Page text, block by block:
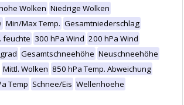
Wolken Niedrige Wolken
Min/Max Temp. Gesamtniederschlag
feuchte 300 hPa Wind 200 hPa Wind
Gesamtschneehöhe Neuschneehöhe
Mittl. Wolken 850 hPa Temp. Abweichung
Temp Schnee/Eis Wellenhoehe